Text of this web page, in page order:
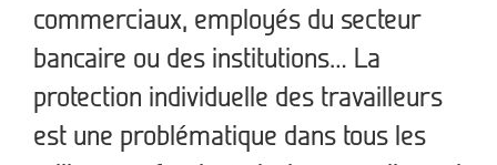
commerciaux, employés du secteur
bancaire ou des institutions… La
protection individuelle des travailleurs
est une problématique dans tous les